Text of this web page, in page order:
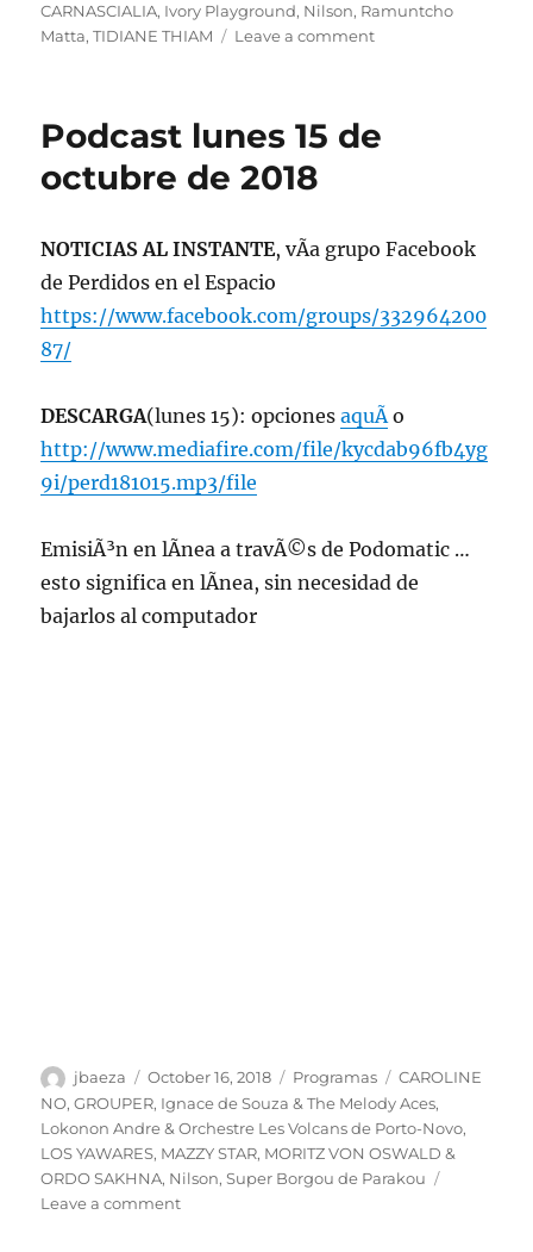
CARNASCIALIA, Ivory Playground, Nilson, Ramuntcho
Matta,TIDIANE THIAM Leave a commenton
de
hrs
Radio
U.
Podcast lunes 15 de
octubre de 2018
NOTICIAS AL INSTANTE, vÃ­a grupo Facebook
de Perdidos en el Espacio
https://www.facebook.com/groups/332964200
87/
DESCARGA(lunes 15): opcionesaquÃ­o
http://www.mediafire.com/file/kycdab96fb4yg
9i/perd181015.mp3/file
EmisiÃ³n en lÃ­nea a travÃ©s de Podomatic …
esto significa en lÃ­nea, sin necesidad de
bajarlos al computador
Author
jbaeza
Posted
on
October 16, 2018 Categories
Programas Tags
CAROLINE
NO,GROUPER, Ignace de Souza & The Melody Aces,
Lokonon Andre & Orchestre Les Volcans de Porto-Novo,
LOS YAWARES, MAZZY STAR, MORITZ VON OSWALD &
ORDO SAKHNA, Nilson,Super Borgou de Parakou
Leave a commenton